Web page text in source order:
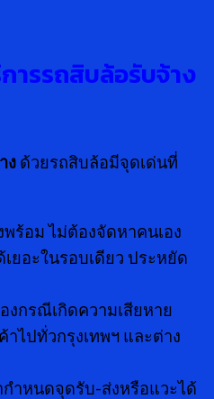
ารรถสิบล้อรับจ้าง
ง ด้วยรถสิบล้อมีจุดเด่นที่
ร้อม ไม่ต้องจัดหาคนเอง
ยอะในรอบเดียว ประหยัด
กรณีเกิดความเสียหาย
าไปทั่วกรุงเทพฯ และต่าง
ำหนดจุดรับ-ส่งหรือแวะได้